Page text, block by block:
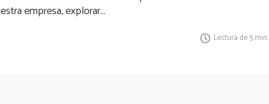
empresa, explorar...
Lectura de 5 min.